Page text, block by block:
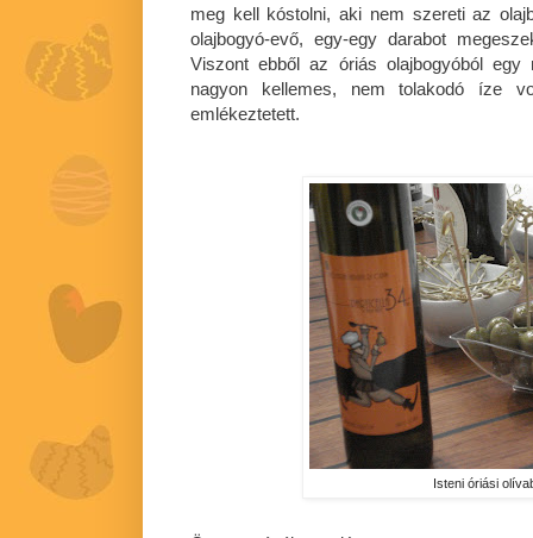
meg kell kóstolni, aki nem szereti az
olajbogyó-evő, egy-egy darabot
Viszont ebből az óriás olajbogyóból
nagyon kellemes, nem tolakodó íze
emlékeztetett.
Isteni óriási